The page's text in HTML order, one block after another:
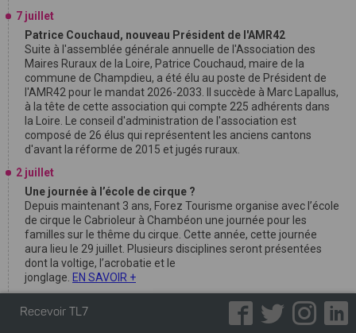
7 juillet
Patrice Couchaud, nouveau Président de l'AMR42
Suite à l'assemblée générale annuelle de l'Association des
Maires Ruraux de la Loire, Patrice Couchaud, maire de la
commune de Champdieu, a été élu au poste de Président de
l'AMR42 pour le mandat 2026-2033. Il succède à Marc Lapallus,
à la tête de cette association qui compte 225 adhérents dans
la Loire. Le conseil d'administration de l'association est
composé de 26 élus qui représentent les anciens cantons
d'avant la réforme de 2015 et jugés ruraux.
2 juillet
Une journée à l’école de cirque ?
Depuis maintenant 3 ans, Forez Tourisme organise avec l’école
de cirque le Cabrioleur à Chambéon une journée pour les
familles sur le thême du cirque. Cette année, cette journée
aura lieu le 29 juillet. Plusieurs disciplines seront présentées
dont la voltige, l’acrobatie et le
jonglage. EN SAVOIR +
Décès du journaliste Patrick Françon
Recevoir TL7